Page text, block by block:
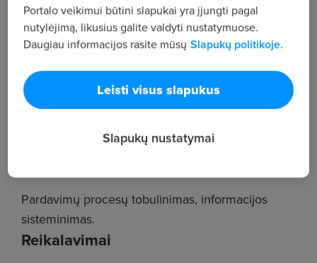
Ieškome imlaus ir perspektyvaus
administratoriaus, norinčio tobulėti. Siūlome
atlygį.
Pardavimo dokumentų administravimas. Ataskaitų
Pardavimų procesų tobulinimas, informacijos
sisteminimas.
Reikalavimai
Portalo veikimui būtini slapukai yra įjungti pagal
nutylėjimą, likusius galite valdyti nustatymuose.
Daugiau informacijos rasite mūsų Slapukų politikoje.
Leisti visus slapukus
Slapukų nustatymai